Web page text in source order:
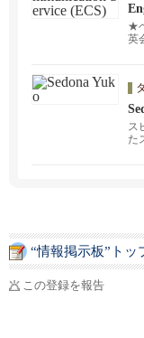
★
英
全
ビ
的
介
ス
た
“情報掲示板”トッ
この登録を報告